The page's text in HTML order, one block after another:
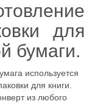
для
бумаги.
используется
для книги.
из любого